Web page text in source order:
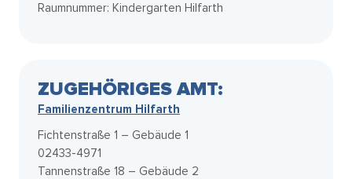
Raumnummer: Kindergarten Hilfarth
ZUGEHÖRIGES AMT:
Familienzentrum Hilfarth
Fichtenstraße 1 – Gebäude 1
02433-4971
Tannenstraße 18 – Gebäude 2